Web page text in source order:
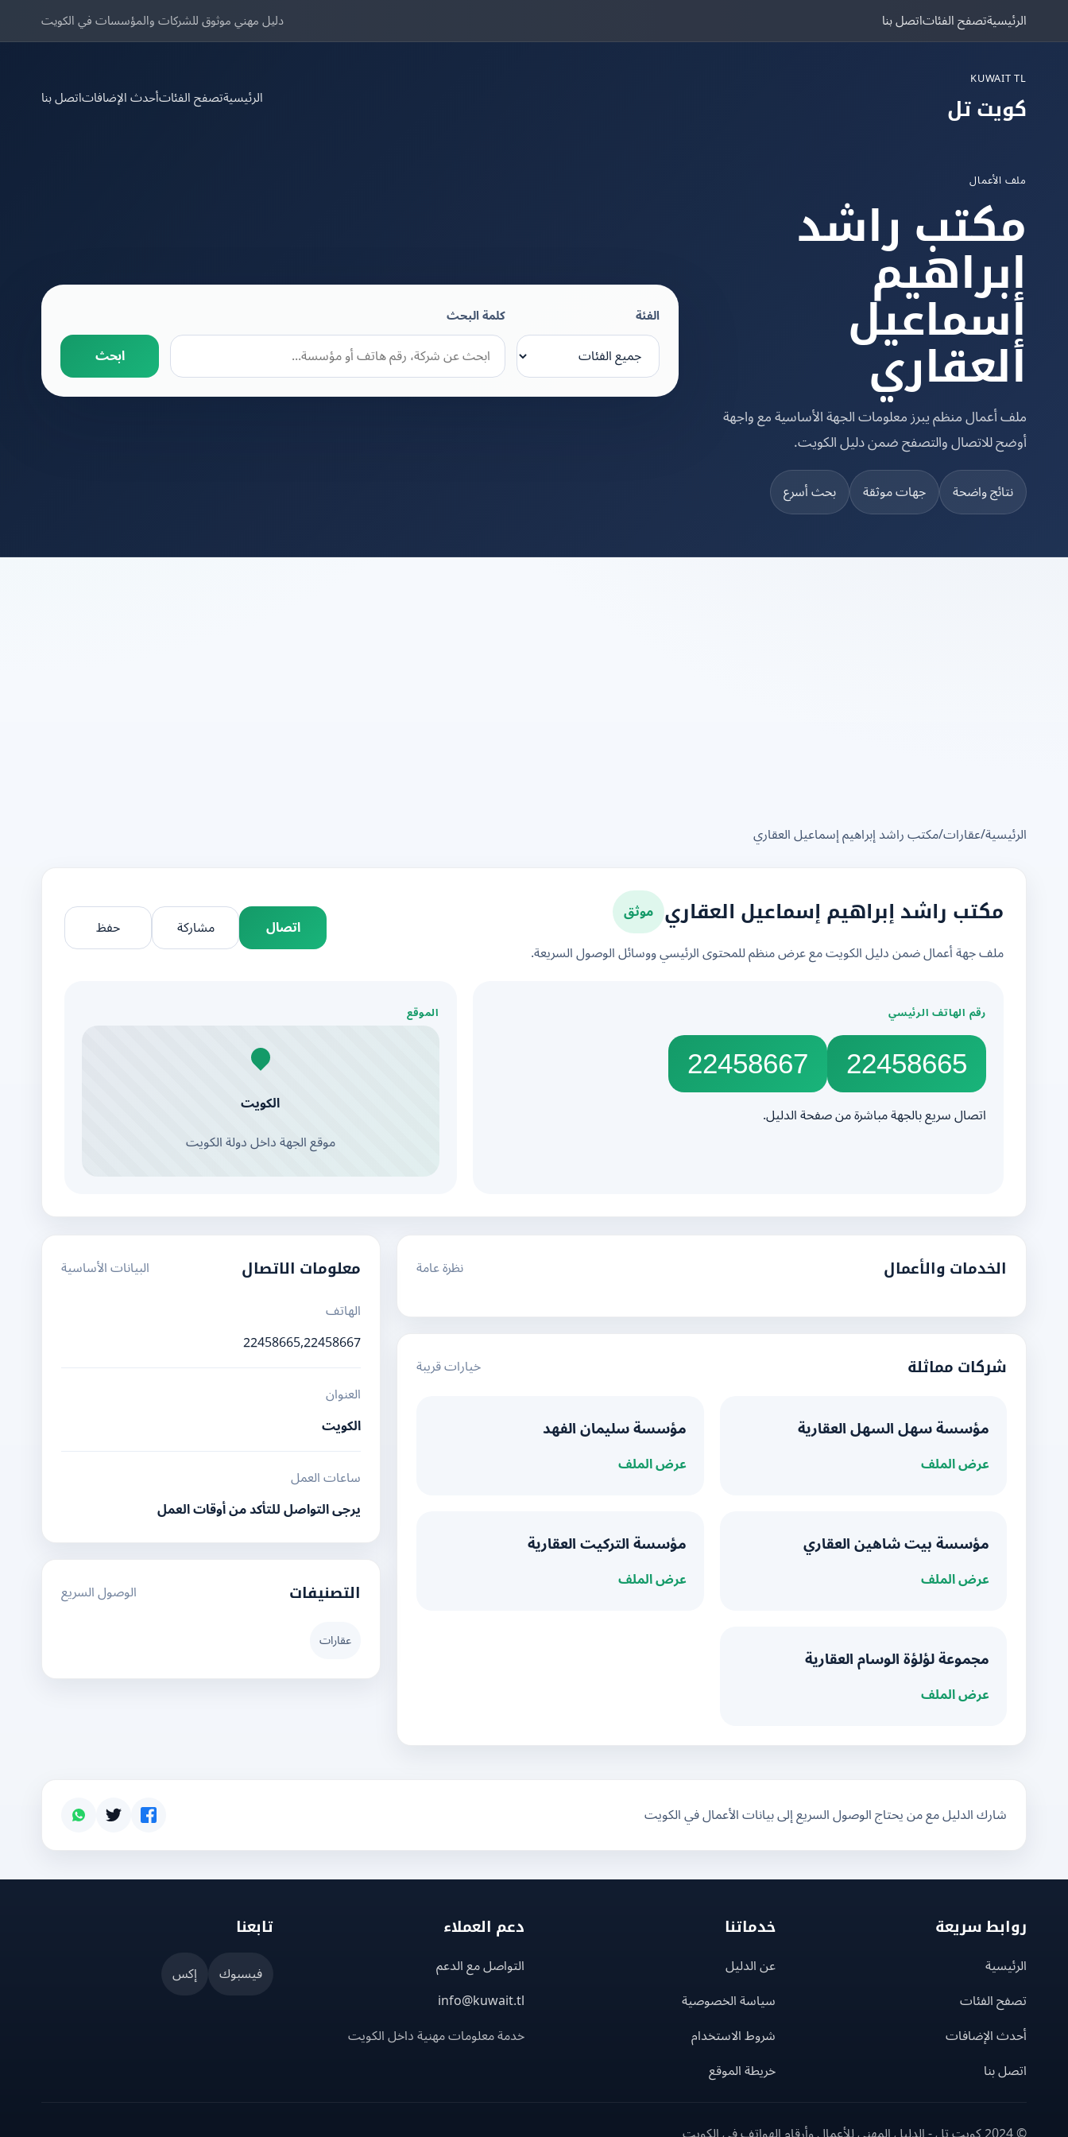
الرئيسيةتصفح الفئاتاتصل بنا دليل مهني موثوق للشركات والمؤسسات في الكويت
KUWAIT TL
كويت تل
الرئيسيةتصفح الفئاتأحدث الإضافاتاتصل بنا
ملف الأعمال
مكتب راشد
إبراهيم
إسماعيل
العقاري
ملف أعمال منظم يبرز معلومات الجهة الأساسية مع واجهة
أوضح للاتصال والتصفح ضمن دليل الكويت.
نتائج واضحة جهات موثقة بحث أسرع
الفئة كلمة البحث
ابحث
الرئيسية/عقارات/مكتب راشد إبراهيم إسماعيل العقاري
مكتب راشد إبراهيم إسماعيل العقاري موثق
ملف جهة أعمال ضمن دليل الكويت مع عرض منظم للمحتوى الرئيسي ووسائل الوصول السريعة.
اتصال مشاركة حفظ
رقم الهاتف الرئيسي
22458665
22458667
اتصال سريع بالجهة مباشرة من صفحة الدليل.
الموقع
الكويت
موقع الجهة داخل دولة الكويت
الخدمات والأعمال نظرة عامة
شركات مماثلة خيارات قريبة
مؤسسة سهل السهل العقارية
عرض الملف
مؤسسة سليمان الفهد
عرض الملف
مؤسسة بيت شاهين العقاري
عرض الملف
مؤسسة التركيت العقارية
عرض الملف
مجموعة لؤلؤة الوسام العقارية
عرض الملف
معلومات الاتصال
البيانات الأساسية
الهاتف
22458665,22458667
العنوان
الكويت
ساعات العمل
يرجى التواصل للتأكد من أوقات العمل
التصنيفات الوصول السريع
عقارات
شارك الدليل مع من يحتاج الوصول السريع إلى بيانات الأعمال في الكويت
روابط سريعة
الرئيسية
تصفح الفئات
أحدث الإضافات
اتصل بنا
خدماتنا
عن الدليل
سياسة الخصوصية
شروط الاستخدام
خريطة الموقع
دعم العملاء
التواصل مع الدعم
info@kuwait.tl
خدمة معلومات مهنية داخل الكويت
تابعنا
فيسبوك إكس